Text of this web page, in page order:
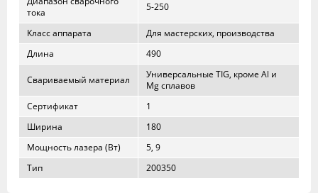
тока
5-250
Класс аппарата
Для мастерских, производства
Длина
490
Свариваемый материал
Универсальные TIG, кроме Al и
Mg сплавов
Сертификат
1
Ширина
180
Мощность лазера (Вт)
5, 9
Тип
200350